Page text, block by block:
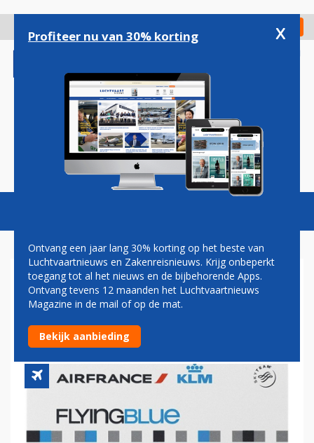
gaan
Check in
Magazine Podcasts Vacatures
AIR FRANCE EN KLM BIEDEN
FB IVORY-LEDEN EXTRA
VOORDELEN
Profiteer nu van 30% korting x
Ontvang een jaar lang 30% korting op het beste van
Luchtvaartnieuws en Zakenreisnieuws. Krijg onbeperkt
toegang tot al het nieuws en de bijbehorende Apps.
Ontvang tevens 12 maanden het Luchtvaartnieuws
Magazine in de mail of op de mat.
Bekijk aanbieding